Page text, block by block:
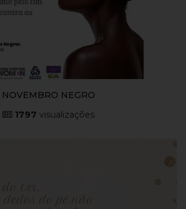
NOVEMBRO NEGRO
1797 visualizações